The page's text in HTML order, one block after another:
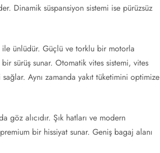
Dinamik süspansiyon sistemi ise pürüzsüz
ünlüdür. Güçlü ve torklu bir motorla
sürüş sunar. Otomatik vites sistemi, vites
Aynı zamanda yakıt tüketimini optimize
göz alıcıdır. Şık hatları ve modern
bir hissiyat sunar. Geniş bagaj alanı